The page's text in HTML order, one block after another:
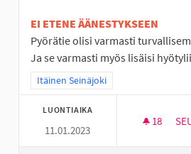
EI ETENE ÄÄNESTYKSEEN
Pyörätie olisi varmasti
Ja se varmasti myös lisäisi
Rajaa tulokset teeman mukaan:
Itäinen Seinäjoki
LUONTIAIKA
11.01.2023
18 18